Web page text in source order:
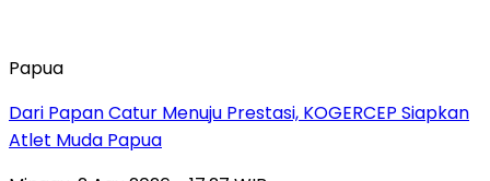
Papua
Dari Papan Catur Menuju Prestasi, KOGERCEP Siapkan
Atlet Muda Papua